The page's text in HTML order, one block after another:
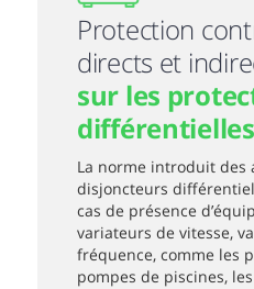
Protection
directs et
sur les
La norme introduit des
disjoncteurs
cas de présence
variateurs de vitesse,
fréquence, comme les
pompes de piscines,